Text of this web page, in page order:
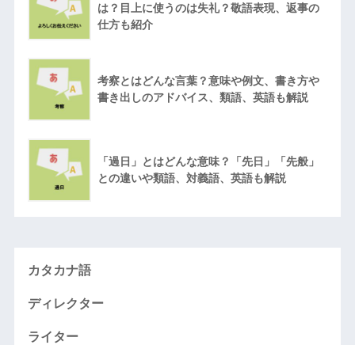
は？目上に使うのは失礼？敬語表現、返事の
仕方も紹介
考察とはどんな言葉？意味や例文、書き方や
書き出しのアドバイス、類語、英語も解説
「過日」とはどんな意味？「先日」「先般」
との違いや類語、対義語、英語も解説
カタカナ語
ディレクター
ライター